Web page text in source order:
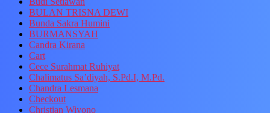
BULAN TRISNA DEWI
Bunda Sakra Humini
BURMANSYAH
Candra Kirana
Cart
Cece Surahmat Ruhiyat
Chalimatus Sa’diyah, S.Pd.I, M.Pd.
Chandra Lesmana
Checkout
Christian Wiyono